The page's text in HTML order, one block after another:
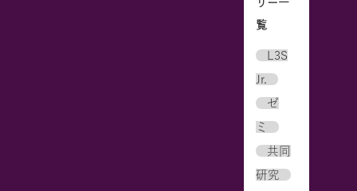
リー一
覧
L3S
Jr.
ゼ
ミ
共同
研究